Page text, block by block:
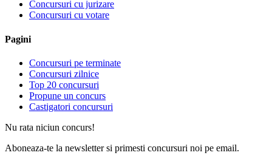
Concursuri cu jurizare
Concursuri cu votare
Pagini
Concursuri pe terminate
Concursuri zilnice
Top 20 concursuri
Propune un concurs
Castigatori concursuri
Nu rata niciun concurs!
Aboneaza-te la newsletter si primesti concursuri noi pe email.